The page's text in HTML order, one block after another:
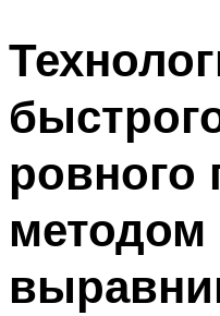
ровного
методом